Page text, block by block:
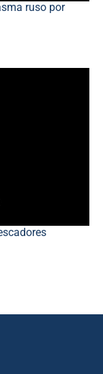
ruso por